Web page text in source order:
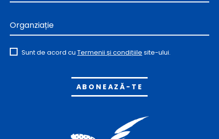
Organziație
Sunt de acord cu Termenii și condițiile site-ului.